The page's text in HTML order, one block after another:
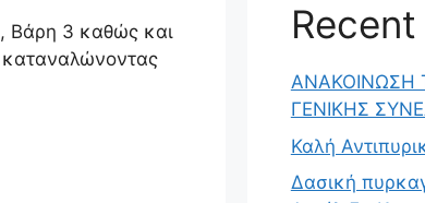
Βάρη 3 καθώς και
ΑΝΑΚΟΙΝΩΣΗ
ΓΕΝΙΚΗΣ
Καλή
Δασική